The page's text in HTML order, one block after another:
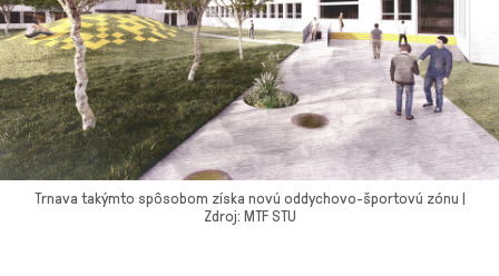
Trnava takýmto spôsobom získa novú oddychovo-športovú zónu |
Zdroj: MTF STU